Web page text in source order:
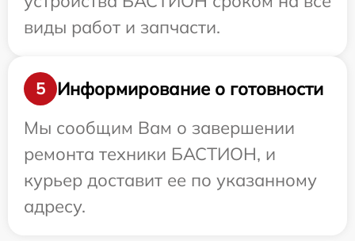
виды работ и запчасти.
5
Информирование о готовности
Мы сообщим Вам о завершении
ремонта техники БАСТИОН, и
курьер доставит ее по указанному
адресу.